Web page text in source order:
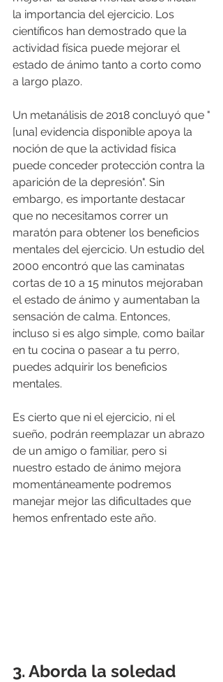
la importancia del ejercicio. Los
científicos han demostrado que la
actividad física puede mejorar el
estado de ánimo tanto a corto como
a largo plazo.
Un metanálisis de 2018 concluyó que "
[una] evidencia disponible apoya la
noción de que la actividad física
puede conceder protección contra la
aparición de la depresión". Sin
embargo, es importante destacar
que no necesitamos correr un
maratón para obtener los beneficios
mentales del ejercicio. Un estudio del
2000 encontró que las caminatas
cortas de 10 a 15 minutos mejoraban
el estado de ánimo y aumentaban la
sensación de calma. Entonces,
incluso si es algo simple, como bailar
en tu cocina o pasear a tu perro,
puedes adquirir los beneficios
mentales.
Es cierto que ni el ejercicio, ni el
sueño, podrán reemplazar un abrazo
de un amigo o familiar, pero si
nuestro estado de ánimo mejora
momentáneamente podremos
manejar mejor las dificultades que
hemos enfrentado este año.
3. Aborda la soledad